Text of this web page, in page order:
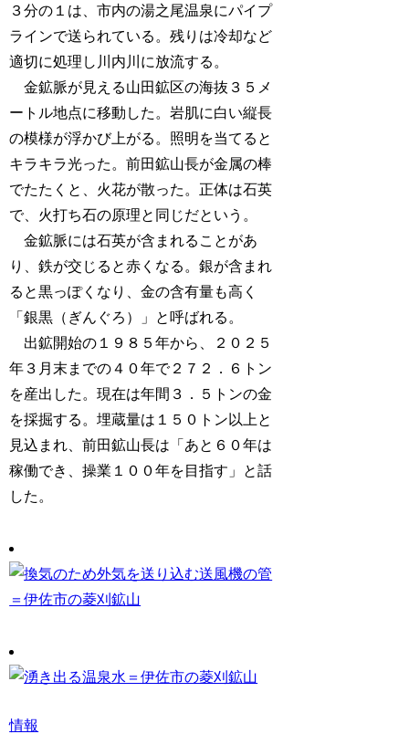
３分の１は、市内の湯之尾温泉にパイプ
ラインで送られている。残りは冷却など
適切に処理し川内川に放流する。
金鉱脈が見える山田鉱区の海抜３５メ
ートル地点に移動した。岩肌に白い縦長
の模様が浮かび上がる。照明を当てると
キラキラ光った。前田鉱山長が金属の棒
でたたくと、火花が散った。正体は石英
で、火打ち石の原理と同じだという。
金鉱脈には石英が含まれることがあ
り、鉄が交じると赤くなる。銀が含まれ
ると黒っぽくなり、金の含有量も高く
「銀黒（ぎんぐろ）」と呼ばれる。
出鉱開始の１９８５年から、２０２５
年３月末までの４０年で２７２．６トン
を産出した。現在は年間３．５トンの金
を採掘する。埋蔵量は１５０トン以上と
見込まれ、前田鉱山長は「あと６０年は
稼働でき、操業１００年を目指す」と話
した。
情報